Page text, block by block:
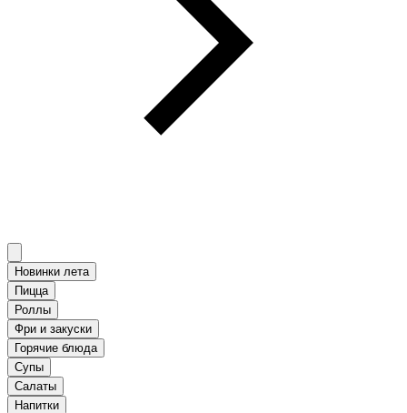
Новинки лета
Пицца
Роллы
Фри и закуски
Горячие блюда
Супы
Салаты
Напитки